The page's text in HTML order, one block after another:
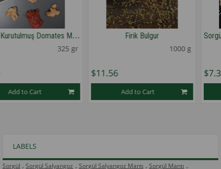
C
evizli Kurutulmuş Domates Mezesi
1
Firik Bulgur
★ ★ 1
Add to Cart Add to Cart
LABELS
Sorgül , Sorgül Salyangoz , Sorgül Salyangoz Mantı , Sorgül Mantı ,